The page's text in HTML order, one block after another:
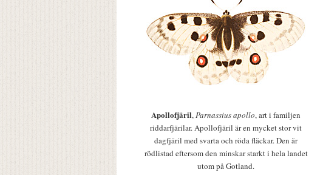
Apollofjäril,Parnassius apollo, art i familjen
riddarfjärilar. Apollofjäril är en mycket stor vit
dagfjäril med svarta och röda fläckar. Den är
rödlistad eftersom den minskar starkt i hela landet
utom på Gotland.